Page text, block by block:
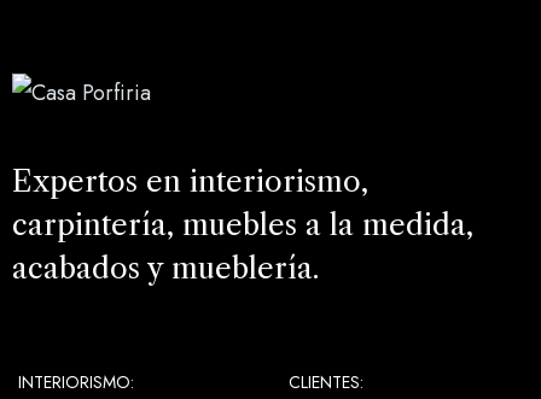
Expertos en interiorismo,
carpintería, muebles a la medida,
acabados y mueblería.
INTERIORISMO: CLIENTES: